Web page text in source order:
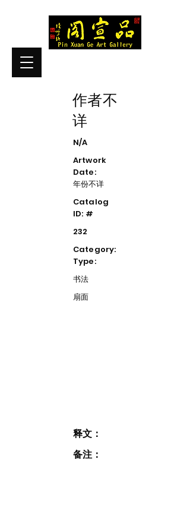
作者不
详
N/A
Artwork
Date:
年份不详
Catalog
ID: #
232
Category:
Type:
书法
扇面
释文：
备注：